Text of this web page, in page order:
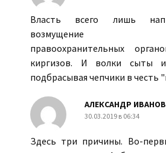
Власть всего лишь
возмущение
правоохранительных
киргизов. И волки сыты
подбрасывая чепчики в честь
АЛЕКСАНДР ИВАНОВ
30.03.2019 в 06:34
Здесь три причины. Во-